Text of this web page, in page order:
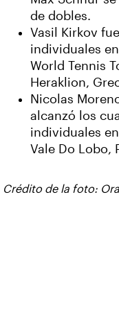
de dobles.
Vasil Kirkov
individuales
World Tennis
Heraklion,
Nicolas
alcanzó los
individuales
Vale Do Lobo,
Crédito de la foto: